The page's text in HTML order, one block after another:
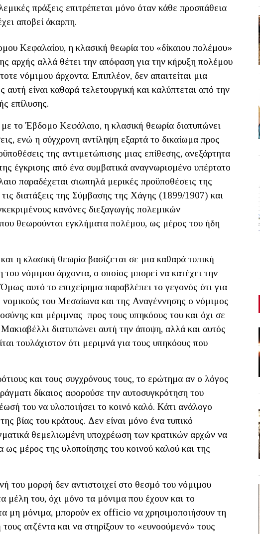
πράξεις επιτρέπεται μόνο όταν κάθε προσπάθεια
αποβεί άκαρπη.
Κεφαλαίου, η κλασική θεωρία του «δίκαιου πολέμου»
αρχής αλλά θέτει την απόφαση για την κήρυξη πολέμου
νόμιμου άρχοντα. Επιπλέον, δεν απαιτείται μια
είναι καθαρά τελετουργική και καλύπτεται από την
επίλυσης.
το Έβδομο Κεφάλαιο, η κλασική θεωρία διατυπώνει
ενώ η σύγχρονη αντίληψη εξαρτά το δικαίωμα προς
της αντιμετώπισης μιας επίθεσης, ανεξάρτητα
έγκρισης από ένα συμβατικά αναγνωρισμένο υπέρτατο
παραδέχεται σιωπηλά μερικές προϋποθέσεις της
διατάξεις της Σύμβασης της Χάγης (1899/1907) και
κανόνες διεξαγωγής πολεμικών
που θεωρούνται εγκλήματα πολέμου, ως μέρος του ήδη
η κλασική θεωρία βασίζεται σε μια καθαρά τυπική
νόμιμου άρχοντα, ο οποίος μπορεί να κατέχει την
αυτό το επιχείρημα παραβλέπει το γεγονός ότι για
νομικούς του Μεσαίωνα και της Αναγέννησης ο νόμιμος
και μέριμνας προς τους υπηκόους του και όχι σε
διατυπώνει αυτή την άποψη, αλλά και αυτός
τουλάχιστον ότι μεριμνά για τους υπηκόους που
και τους συγχρόνους τους, το ερώτημα αν ο λόγος
δίκαιος αφορούσε την αυτοσυγκρότηση του
του να υλοποιήσει το κοινό καλό. Κάτι ανάλογο
βίας του κράτους. Δεν είναι μόνο ένα τυπικό
θεμελιωμένη υποχρέωση των κρατικών αρχών να
ως μέρος της υλοποίησης του κοινού καλού και της
του μορφή δεν αντιστοιχεί στο θεσμό του νόμιμου
μέλη του, όχι μόνο τα μόνιμα που έχουν και το
μη μόνιμα, μπορούν ex officio να χρησιμοποιήσουν τη
ατζέντα και να στηρίξουν το «ευνοούμενό» τους